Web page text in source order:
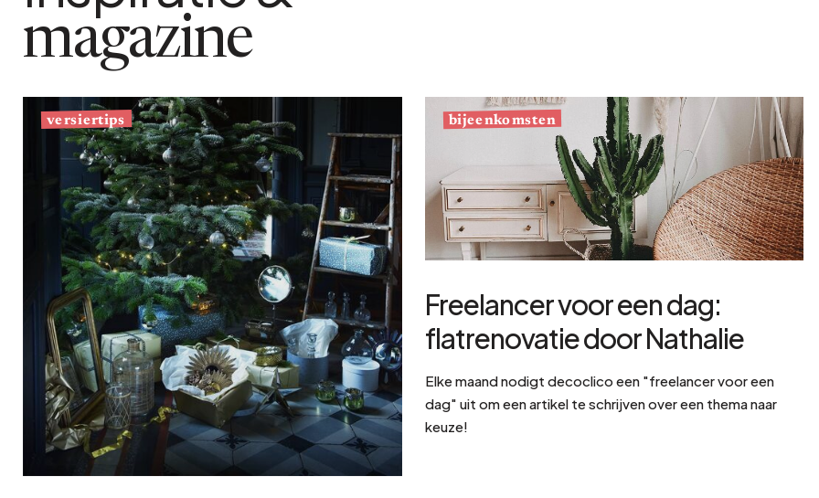
magazine
versiertips bijeenkomsten
Freelancer voor een dag:
flatrenovatie door Nathalie
Elke maand nodigt decoclico een "freelancer voor een
dag" uit om een artikel te schrijven over een thema naar
keuze!